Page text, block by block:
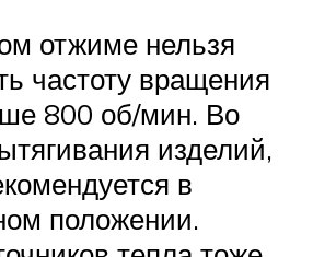
отжиме нельзя
частоту вращения
800 об/мин. Во
изделий,
в
положении.